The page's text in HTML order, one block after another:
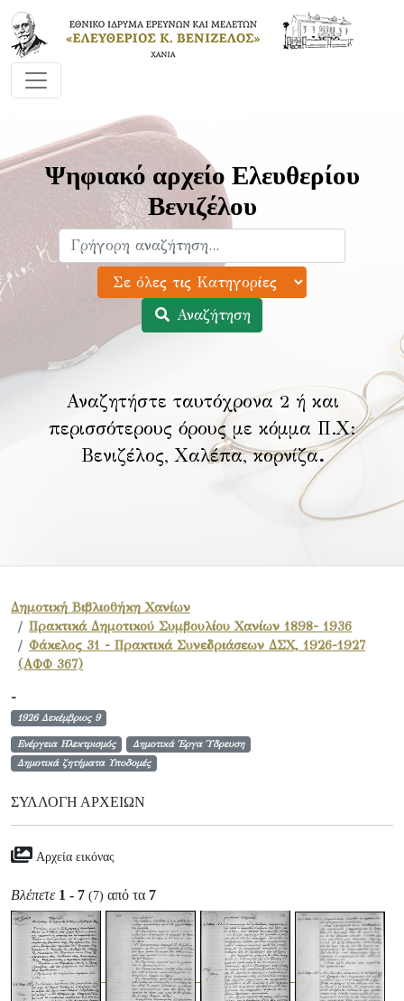
Ψηφιακό αρχείο Ελευθερίου
Βενιζέλου
Αναζήτηση
Αναζητήστε ταυτόχρονα 2 ή και
περισσότερους όρους με κόμμα Π.Χ:
Βενιζέλος, Χαλέπα, κορνίζα.
Δημοτική Βιβλιοθήκη Χανίων
Πρακτικά Δημοτικού Συμβουλίου Χανίων 1898- 1936
Φάκελος 31 - Πρακτικά Συνεδριάσεων ΔΣΧ, 1926-1927
(ΑΦΦ 367)
-
1926 Δεκέμβριος 9
Ενέργεια Ηλεκτρισμός
Δημοτικά Έργα Ύδρευση
Δημοτικά ζητήματα Υποδομές
ΣΥΛΛΟΓΉ ΑΡΧΕΊΩΝ
Αρχεία εικόνας
Βλέπετε 1 - 7 (7) από τα 7